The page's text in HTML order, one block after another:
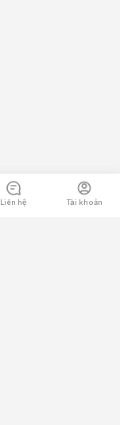
Liên hệ Tài khoản